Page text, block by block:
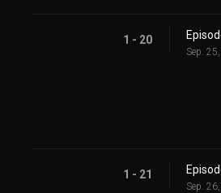
1 - 20
Sep.
1 - 21
Sep.